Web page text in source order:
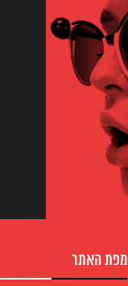
מפת האתר